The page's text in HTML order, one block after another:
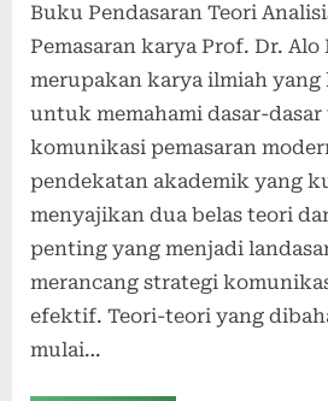
Buku Pendasaran Teori
Pemasaran karya Prof. Dr.
merupakan karya ilmiah
untuk memahami dasar-
komunikasi pemasaran
pendekatan akademik yang
menyajikan dua belas teori
penting yang menjadi
merancang strategi
efektif. Teori-teori yang
mulai…